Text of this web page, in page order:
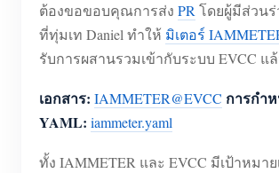
ต้องขอขอบคุณการส่ง PRโดยผู้มีส่วน
ที่ทุ่มเท Daniel ทำให้ มิเตอร์
รับการผสานรวมเข้ากับระบบ EVCC แ
เอกสาร: IAMMETER@EVCC การกำ
YAML: iammeter.yaml
ทั้ง IAMMETER และ EVCC มีเป้าหมา